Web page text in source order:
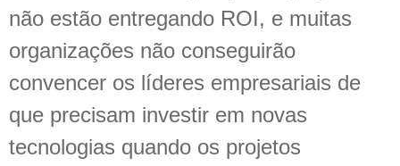
não estão entregando ROI, e muitas
organizações não conseguirão
convencer os líderes empresariais de
que precisam investir em novas
tecnologias quando os projetos